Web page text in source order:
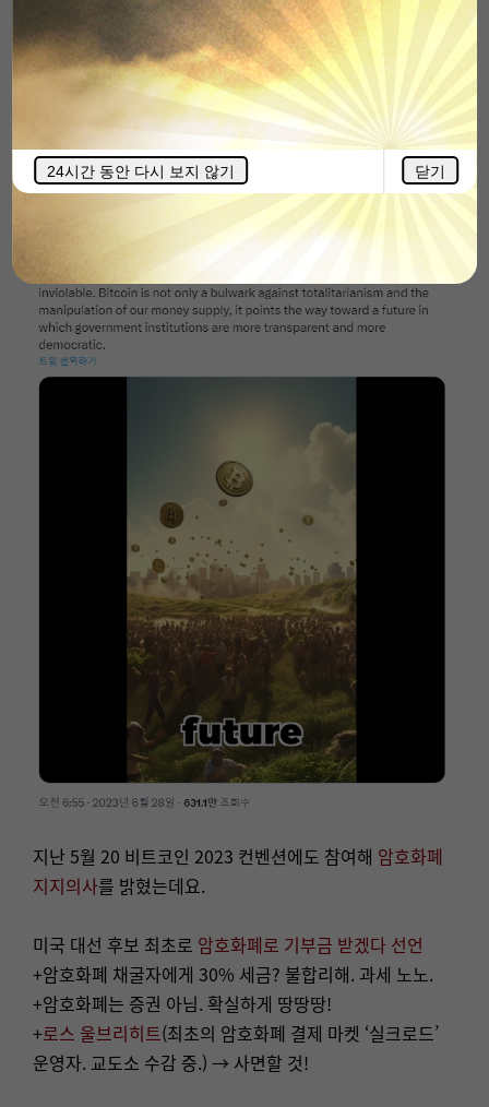
24시간 동안 다시 보지 않기 닫기
잘한다. 짝!👏잘한다. 짝!👏 [출처 -오늘의 짤방
지난 28일트위터에 비트코인 지지영상을 올리며 “저는 대
통령이 되면 비트코인을 쓰고 가질 수 있는 당신의 권리를
보호할 것입니다 (….) 비트코인은 정부 기관이 보다 투명하
고 민주적인 미래를 만들 수 있는 길을 열어줍니다.”라고
했고요.
지난 5월 20 비트코인 2023 컨벤션에도 참여해 암호화폐
지지의사를 밝혔는데요.
미국 대선 후보 최초로 암호화폐로 기부금 받겠다 선언
+암호화폐 채굴자에게 30% 세금? 불합리해. 과세 노노.
+암호화폐는 증권 아님. 확실하게 땅땅땅!
+로스 울브리히트(최초의 암호화폐 결제 마켓 ‘실크로드’
운영자. 교도소 수감 중.) → 사면할 것!